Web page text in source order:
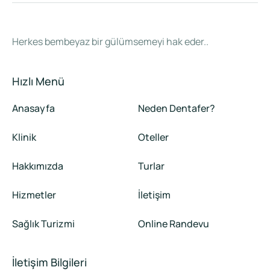
Herkes bembeyaz bir gülümsemeyi hak eder..
Hızlı Menü
Anasayfa
Klinik
Hakkımızda
Hizmetler
Sağlık Turizmi
Neden Dentafer?
Oteller
Turlar
İletişim
Online Randevu
İletişim Bilgileri